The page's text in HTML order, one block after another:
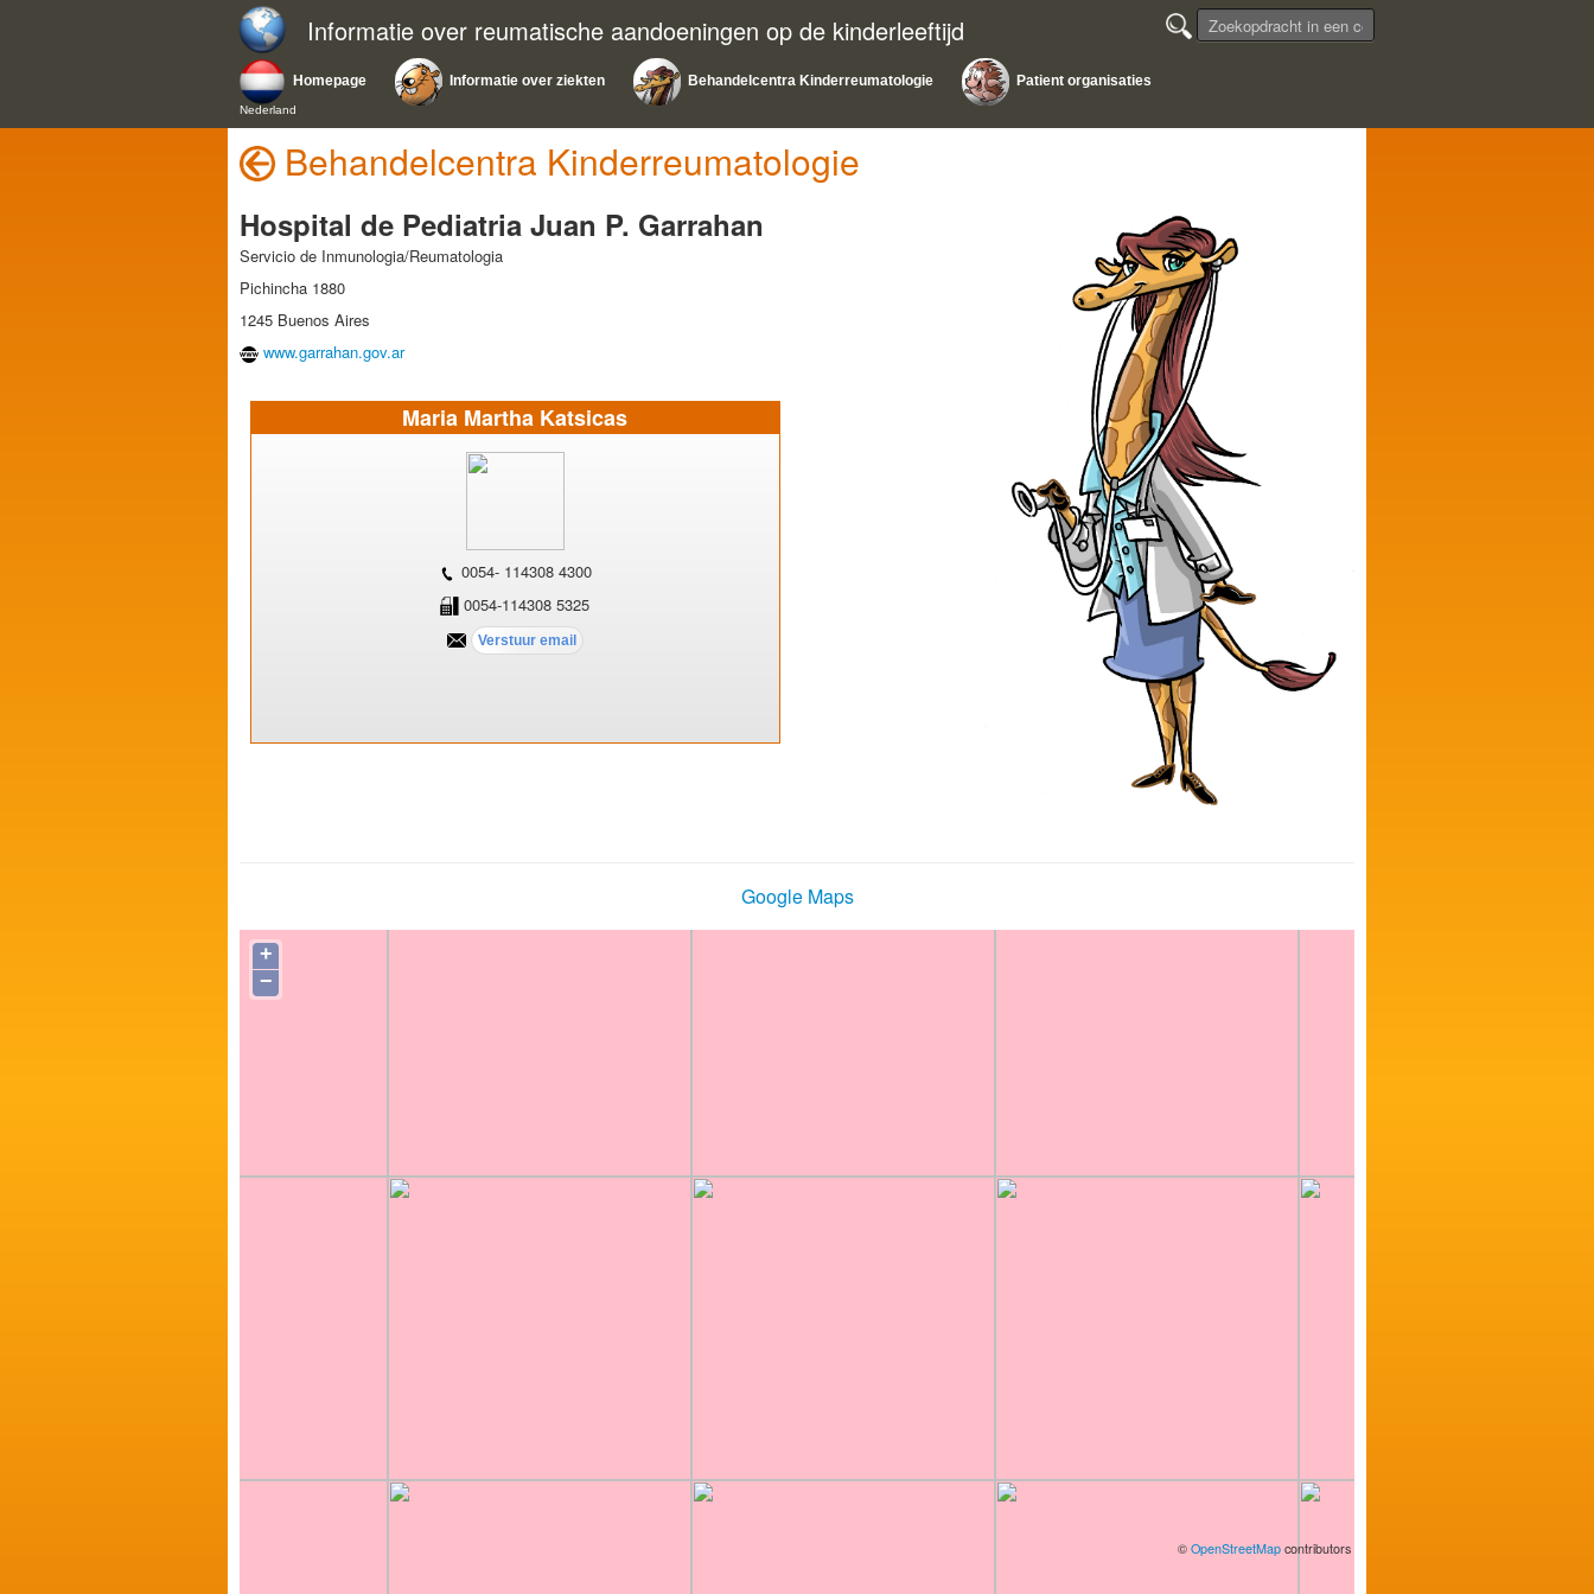
Informatie over reumatische aandoeningen op de kinderleeftijd
Homepage
Nederland
Informatie over ziekten Behandelcentra Kinderreumatologie Patient organisaties
Behandelcentra Kinderreumatologie
Hospital de Pediatria Juan P. Garrahan
Servicio de Inmunologia/Reumatologia
Pichincha 1880
1245 Buenos Aires
www.garrahan.gov.ar
Maria Martha Katsicas
0054- 114308 4300
0054-114308 5325
Google Maps
+
−
© OpenStreetMap contributors